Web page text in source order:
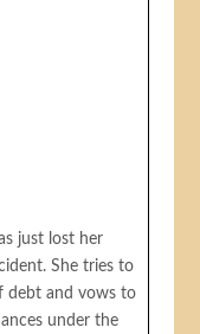
just lost her
She tries to
debt and vows to
under the